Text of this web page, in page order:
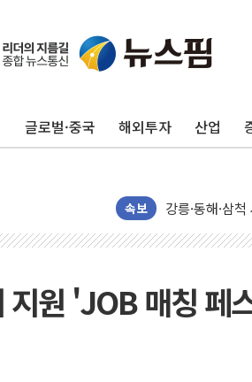
글로벌·중국 해외투자 산업
속보
이번주 국내 주
美, 이란전 출
폐기물 수거하
서울 중랑구 주
여수 오동도
추미애, '위안
인천 선재도
인천서 말다
지원 'JOB 매칭 페